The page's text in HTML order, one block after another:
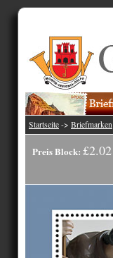
Startseite -> Briefmarken
Preis Block: £2.02